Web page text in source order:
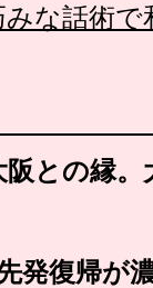
な話術で
との縁
発復帰が